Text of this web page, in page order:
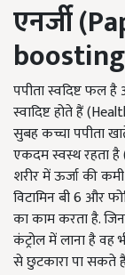
एनर्जी
पपीता स्वदिष्ट फल
स्वादिष्ट होते हैं
सुबह कच्चा पपीता
एकदम स्वस्थ रहता
शरीर में ऊर्जा की
विटामिन बी 6 और
का काम करता है.
कंट्रोल में लाना है
से छुटकारा पा सकते